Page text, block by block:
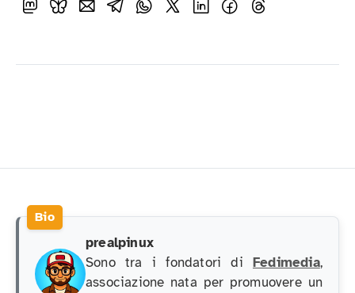
prealpinux
Sono tra i fondatori di Fedimedia,
associazione nata per promuovere un